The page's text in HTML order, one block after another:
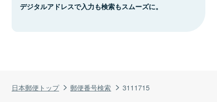
日本郵便トップ 郵便番号検索 3111715
デジタルアドレスで入力も検索もスムーズに。